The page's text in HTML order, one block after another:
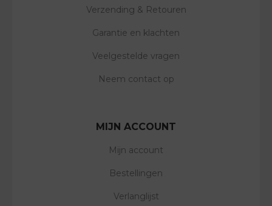
Verzending & Retouren
Garantie en klachten
Veelgestelde vragen
Neem contact op
MIJN ACCOUNT
Mijn account
Bestellingen
Verlanglijst